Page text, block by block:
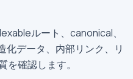
ルート、canonical、
データ、内部リンク、リ
を確認します。